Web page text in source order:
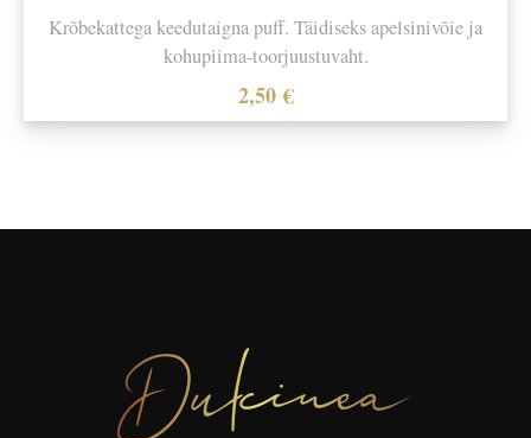
Krõbekattega keedutaigna puff. Täidiseks apelsinivõie ja
kohupiima-toorjuustuvaht.
2,50€